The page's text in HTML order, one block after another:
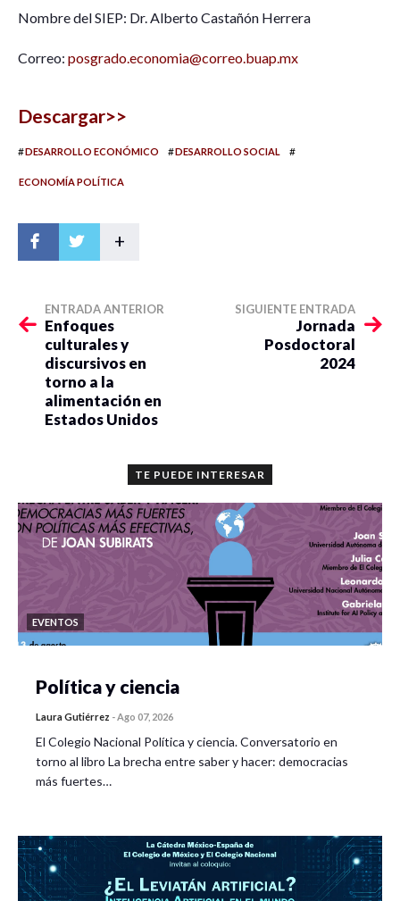
Nombre del SIEP: Dr. Alberto Castañón Herrera
Correo: posgrado.economia@correo.buap.mx
Descargar>>
#DESARROLLO ECONÓMICO #DESARROLLO SOCIAL #
ECONOMÍA POLÍTICA
+
ENTRADA ANTERIOR
Enfoques
culturales y
discursivos en
torno a la
alimentación en
Estados Unidos
SIGUIENTE ENTRADA
Jornada
Posdoctoral
2024
TE PUEDE INTERESAR
EVENTOS
Política y ciencia
Laura Gutiérrez -Ago 07, 2026
El Colegio Nacional Política y ciencia. Conversatorio en
torno al libro La brecha entre saber y hacer: democracias
más fuertes…